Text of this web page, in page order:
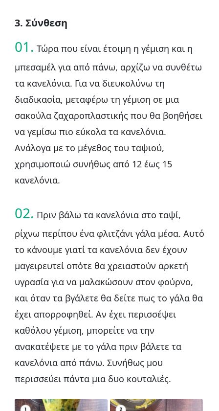
3. Σύνθεση
01. Τώρα που είναι έτοιμη η γέμιση και η
μπεσαμέλ για από πάνω, αρχίζω να συνθέτω
τα κανελόνια. Για να διευκολύνω τη
διαδικασία, μεταφέρω τη γέμιση σε μια
σακούλα ζαχαροπλαστικής που θα βοηθήσει
να γεμίσω πιο εύκολα τα κανελόνια.
Ανάλογα με το μέγεθος του ταψιού,
χρησιμοποιώ συνήθως από 12 έως 15
κανελόνια.
02. Πριν βάλω τα κανελόνια στο ταψί,
ρίχνω περίπου ένα φλιτζάνι γάλα μέσα. Αυτό
το κάνουμε γιατί τα κανελόνια δεν έχουν
μαγειρευτεί οπότε θα χρειαστούν αρκετή
υγρασία για να μαλακώσουν στον φούρνο,
και όταν τα βγάλετε θα δείτε πως το γάλα θα
έχει απορροφηθεί. Αν έχει περισσέψει
καθόλου γέμιση, μπορείτε να την
ανακατέψετε με το γάλα πριν βάλετε τα
κανελόνια από πάνω. Συνήθως μου
περισσεύει πάντα μια δυο κουταλιές.